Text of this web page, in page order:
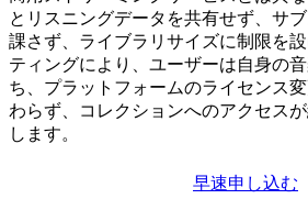
とリスニングデータを共有せず、サ
課さず、ライブラリサイズに制限を
ティングにより、ユーザーは自身の
ち、プラットフォームのライセンス
わらず、コレクションへのアクセス
します。
早速申し込む